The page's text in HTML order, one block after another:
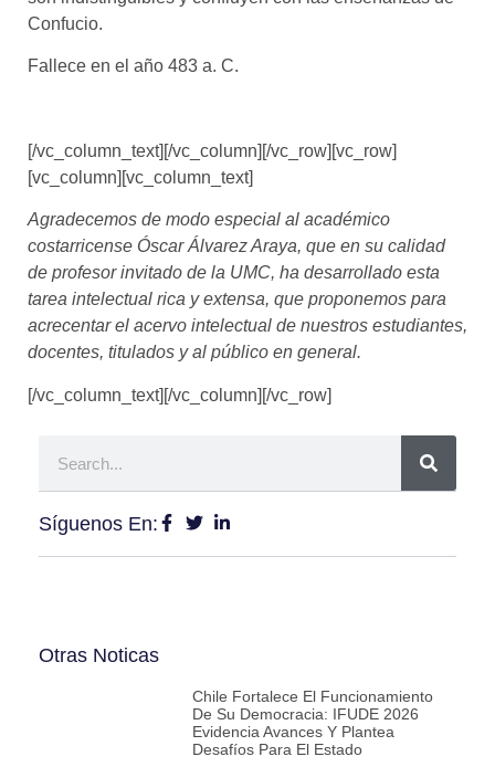
Confucio.
Fallece en el año 483 a. C.
[/vc_column_text][/vc_column][/vc_row][vc_row]
[vc_column][vc_column_text]
Agradecemos de modo especial al académico
costarricense Óscar Álvarez Araya, que en su calidad
de profesor invitado de la UMC, ha desarrollado esta
tarea intelectual rica y extensa, que proponemos para
acrecentar el acervo intelectual de nuestros estudiantes,
docentes, titulados y al público en general.
[/vc_column_text][/vc_column][/vc_row]
Síguenos En:
Otras Noticas
Chile Fortalece El Funcionamiento
De Su Democracia: IFUDE 2026
Evidencia Avances Y Plantea
Desafíos Para El Estado